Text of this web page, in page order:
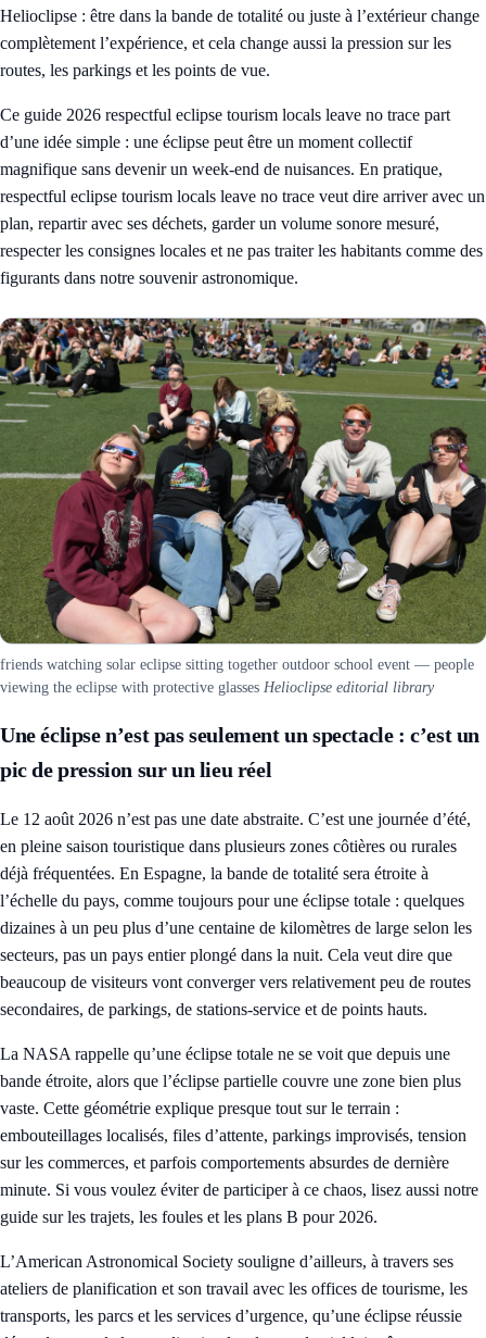
Helioclipse : être dans la bande de totalité ou juste à l’extérieur change
complètement l’expérience, et cela change aussi la pression sur les
routes, les parkings et les points de vue.
Ce guide 2026 respectful eclipse tourism locals leave no trace part
d’une idée simple : une éclipse peut être un moment collectif
magnifique sans devenir un week-end de nuisances. En pratique,
respectful eclipse tourism locals leave no trace veut dire arriver avec un
plan, repartir avec ses déchets, garder un volume sonore mesuré,
respecter les consignes locales et ne pas traiter les habitants comme des
figurants dans notre souvenir astronomique.
friends watching solar eclipse sitting together outdoor school event — people
viewing the eclipse with protective glasses Helioclipse editorial library
Une éclipse n’est pas seulement un spectacle : c’est un
pic de pression sur un lieu réel
Le 12 août 2026 n’est pas une date abstraite. C’est une journée d’été,
en pleine saison touristique dans plusieurs zones côtières ou rurales
déjà fréquentées. En Espagne, la bande de totalité sera étroite à
l’échelle du pays, comme toujours pour une éclipse totale : quelques
dizaines à un peu plus d’une centaine de kilomètres de large selon les
secteurs, pas un pays entier plongé dans la nuit. Cela veut dire que
beaucoup de visiteurs vont converger vers relativement peu de routes
secondaires, de parkings, de stations-service et de points hauts.
La NASA rappelle qu’une éclipse totale ne se voit que depuis une
bande étroite, alors que l’éclipse partielle couvre une zone bien plus
vaste. Cette géométrie explique presque tout sur le terrain :
embouteillages localisés, files d’attente, parkings improvisés, tension
sur les commerces, et parfois comportements absurdes de dernière
minute. Si vous voulez éviter de participer à ce chaos, lisez aussi notre
guide surles trajets, les foules et les plans B pour 2026.
L’American Astronomical Society souligne d’ailleurs, à travers ses
ateliers de planification et son travail avec les offices de tourisme, les
transports, les parcs et les services d’urgence, qu’une éclipse réussie